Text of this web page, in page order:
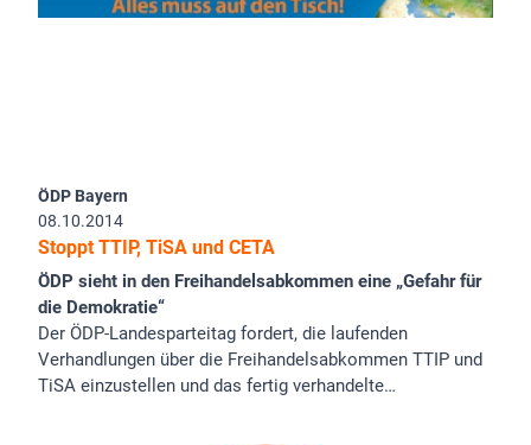
ÖDP Bayern
08.10.2014
Stoppt TTIP, TiSA und CETA
ÖDP sieht in den Freihandelsabkommen eine „Gefahr für
die Demokratie“
Der ÖDP-Landesparteitag fordert, die laufenden
Verhandlungen über die Freihandelsabkommen TTIP und
TiSA einzustellen und das fertig verhandelte…